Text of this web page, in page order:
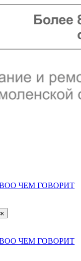
О ЧЕМ ГОВОРИТ
О ЧЕМ ГОВОРИТ